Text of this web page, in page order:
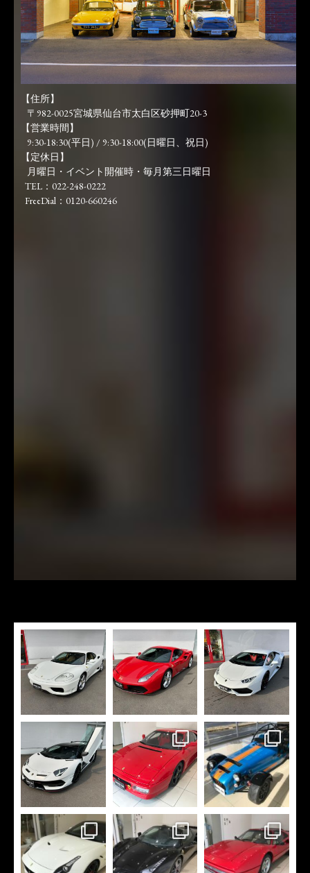
【住所】
〒982-0025宮城県仙台市太白区砂押町20-3
【営業時間】
9:30-18:30(平日) / 9:30-18:00(日曜日、祝日)
【定休日】
月曜日・イベント開催時・毎月第三日曜日
TEL：022-248-0222
FreeDial：0120-660246